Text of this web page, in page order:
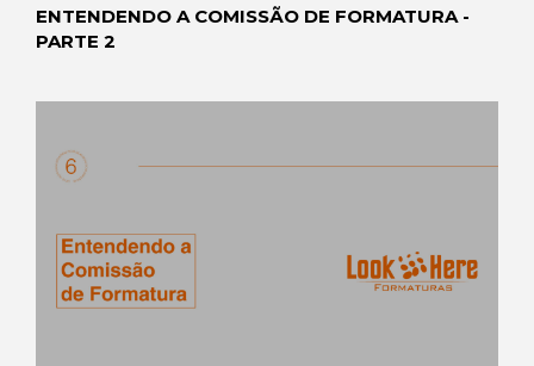
ENTENDENDO A COMISSÃO DE FORMATURA -
PARTE 2